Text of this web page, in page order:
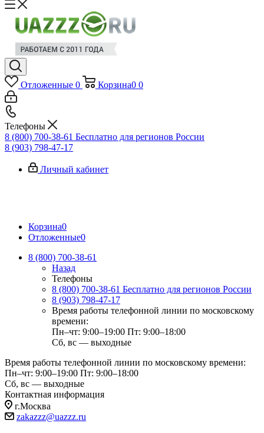
Отложенные 0 Корзина0 0
Телефоны
8 (800) 700-38-61 Бесплатно для регионов России
8 (903) 798-47-17
Личный кабинет
Корзина0
Отложенные0
8 (800) 700-38-61
Назад
Телефоны
8 (800) 700-38-61 Бесплатно для регионов России
8 (903) 798-47-17
Время работы телефонной линии по московскому
времени:
Пн–чт: 9:00–19:00 Пт: 9:00–18:00
Сб, вс — выходные
Время работы телефонной линии по московскому времени:
Пн–чт: 9:00–19:00 Пт: 9:00–18:00
Сб, вс — выходные
Контактная информация
г.Москва
zakazzz@uazzz.ru